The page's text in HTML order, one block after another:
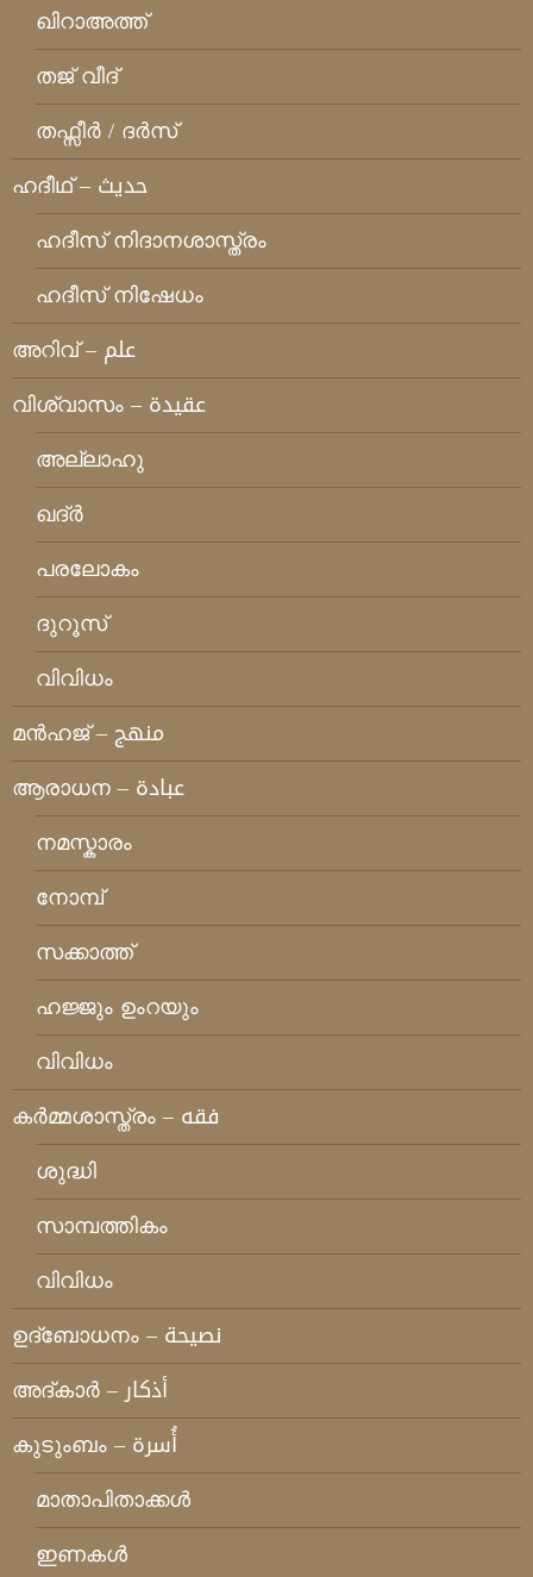
ഖിറാഅത്ത്
തജ് വീദ്
തഫ്സീര്‍ / ദര്‍സ്
ഹദീഥ്‌ – حديث
ഹദീസ് നിദാനശാസ്ത്രം
ഹദീസ് നിഷേധം
അറിവ് – علم
വിശ്വാസം – عقيدة
അല്ലാഹു
ഖദ്ര്‍
പരലോകം
ദുറൂസ്
വിവിധം
മന്‍ഹജ് – منهج
ആരാധന – عبادة
നമസ്കാരം
നോമ്പ്
സക്കാത്ത്
ഹജ്ജും ഉംറയും
വിവിധം
കര്‍മ്മശാസ്ത്രം – فقه
ശുദ്ധി
സാമ്പത്തികം
വിവിധം
ഉദ്ബോധനം – نصيحة
അദ്കാര്‍ – أذكار
കുടുംബം – أُسرة
മാതാപിതാക്കള്‍
ഇണകള്‍